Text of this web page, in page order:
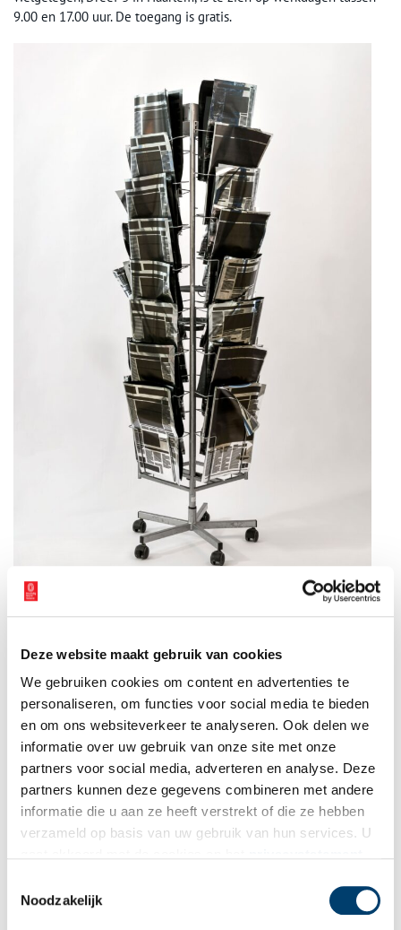
Deze website maakt gebruik van cookies
We gebruiken cookies om content en advertenties te
personaliseren, om functies voor social media te bieden
en om ons websiteverkeer te analyseren. Ook delen we
informatie over uw gebruik van onze site met onze
partners voor social media, adverteren en analyse. Deze
partners kunnen deze gegevens combineren met andere
informatie die u aan ze heeft verstrekt of die ze hebben
verzameld op basis van uw gebruik van hun services. U
Noodzakelijk
9.00 en 17.00 uur. De toegang is gratis.
Thijs Linssen, Black Mirror, 2024.
Naast de expositie ‘Spiegelend Landschap’ is in Paviljoen
Welgelegen de doorlopende historische tentoonstelling ‘Welkom
in Welgelegen’ te bezoeken. Een tentoonstelling over de
geschiedenis van het gebouw en zijn bewoners en gebruikers.
Daarnaast is er de reeks ‘Dreefexpositie’ waar onder andere
aandacht wordt besteed aan werk van Noord-Hollandse
kunstenaars en de kunstcollectie van de provincie Noord-Holland.
Ga voor meer informatie naar:www.paviljoenwelgelegen.nl.